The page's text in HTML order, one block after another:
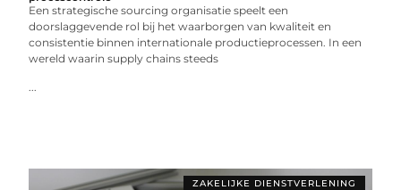
Een strategische sourcing organisatie speelt een
doorslaggevende rol bij het waarborgen van kwaliteit en
consistentie binnen internationale productieprocessen. In een
wereld waarin supply chains steeds
...
ZAKELIJKE DIENSTVERLENING